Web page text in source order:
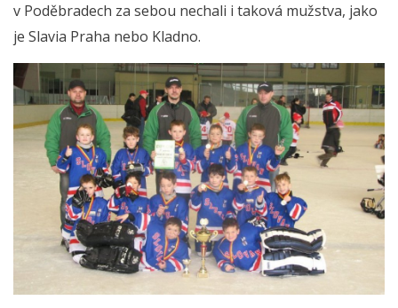
v Poděbradech za sebou nechali i taková mužstva, jako
je Slavia Praha nebo Kladno.